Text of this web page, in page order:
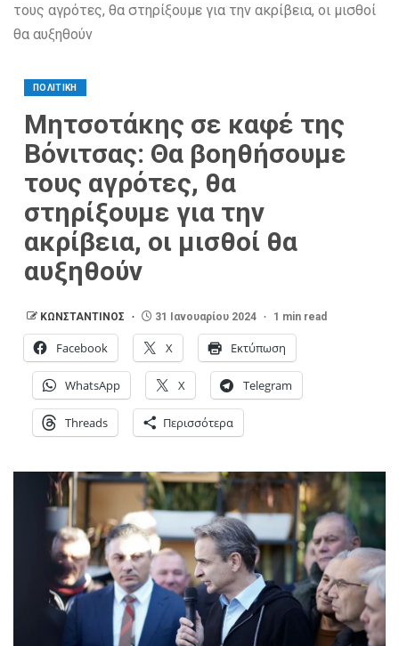
τους αγρότες, θα στηρίξουμε για την ακρίβεια, οι μισθοί
θα αυξηθούν
ΠΟΛΙΤΙΚΗ
Μητσοτάκης σε καφέ της
Βόνιτσας: Θα βοηθήσουμε
τους αγρότες, θα
στηρίξουμε για την
ακρίβεια, οι μισθοί θα
αυξηθούν
ΚΩΝΣΤΑΝΤΙΝΟΣ 31 Ιανουαρίου 2024 1 min read
Facebook X Εκτύπωση
WhatsApp X Telegram
Threads Περισσότερα